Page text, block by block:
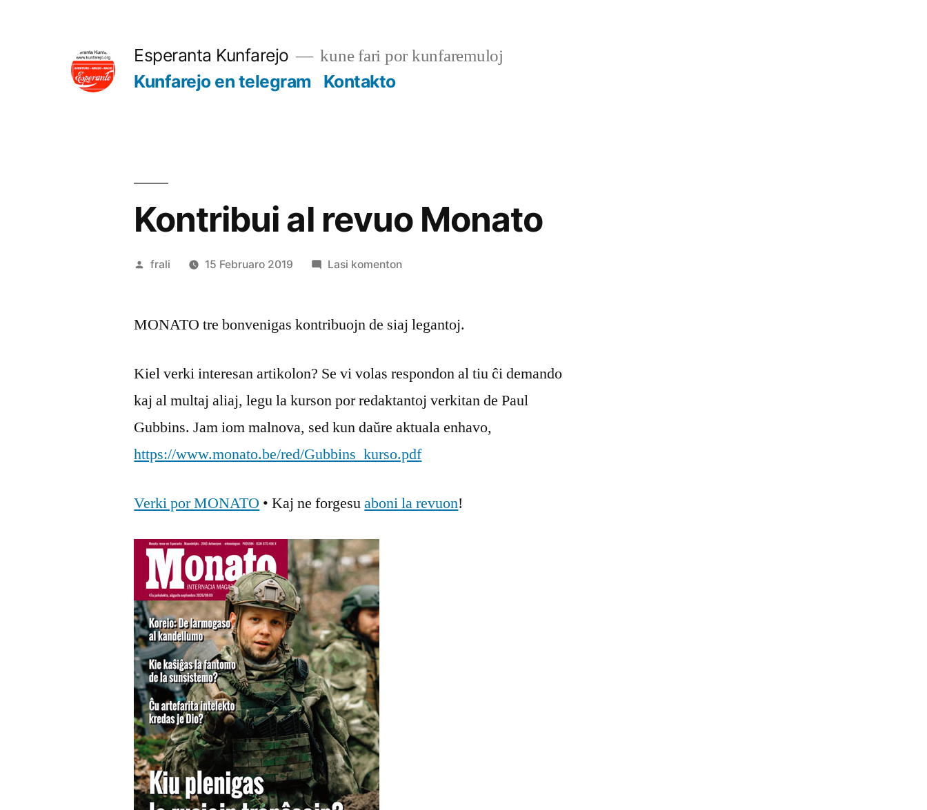
Esperanta Kunfarejo kune fari por kunfaremuloj
Kunfarejo en telegram Kontakto
Kontribui al revuo Monato
Afiŝita
frali 15 Februaro 2019 Lasi komentonpri
revuo
MONATO tre bonvenigas kontribuojn de siaj legantoj.
Kiel verki interesan artikolon? Se vi volas respondon al tiu ĉi demando
kaj al multaj aliaj, legu la kurson por redaktantoj verkitan de Paul
Gubbins. Jam iom malnova, sed kun daŭre aktuala enhavo,
https://www.monato.be/red/Gubbins_kurso.pdf
Verki por MONATO • Kaj ne forgesuaboni la revuon!